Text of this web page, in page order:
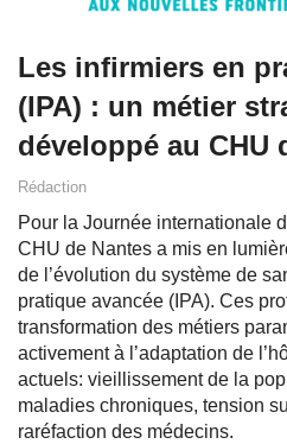
Les infirmiers en
(IPA) : un métier
développé au CHU
Rédaction
Pour la Journée internationale
CHU de Nantes a mis en
de l’évolution du système de
pratique avancée (IPA). Ces
transformation des métiers
activement à l’adaptation de
actuels: vieillissement de la
maladies chroniques, tension
raréfaction des médecins.